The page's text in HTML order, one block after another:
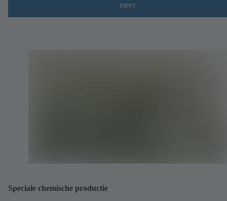
meer
Speciale chemische productie